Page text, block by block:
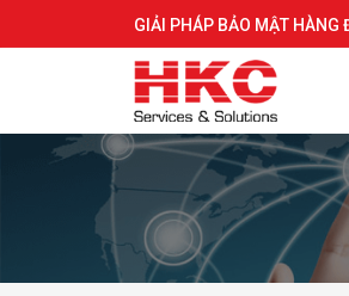
GIẢI PHÁP BẢO MẬT HÀNG